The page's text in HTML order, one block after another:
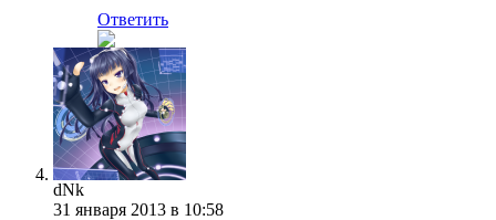
Ответить
dNk
31 января 2013 в 10:58